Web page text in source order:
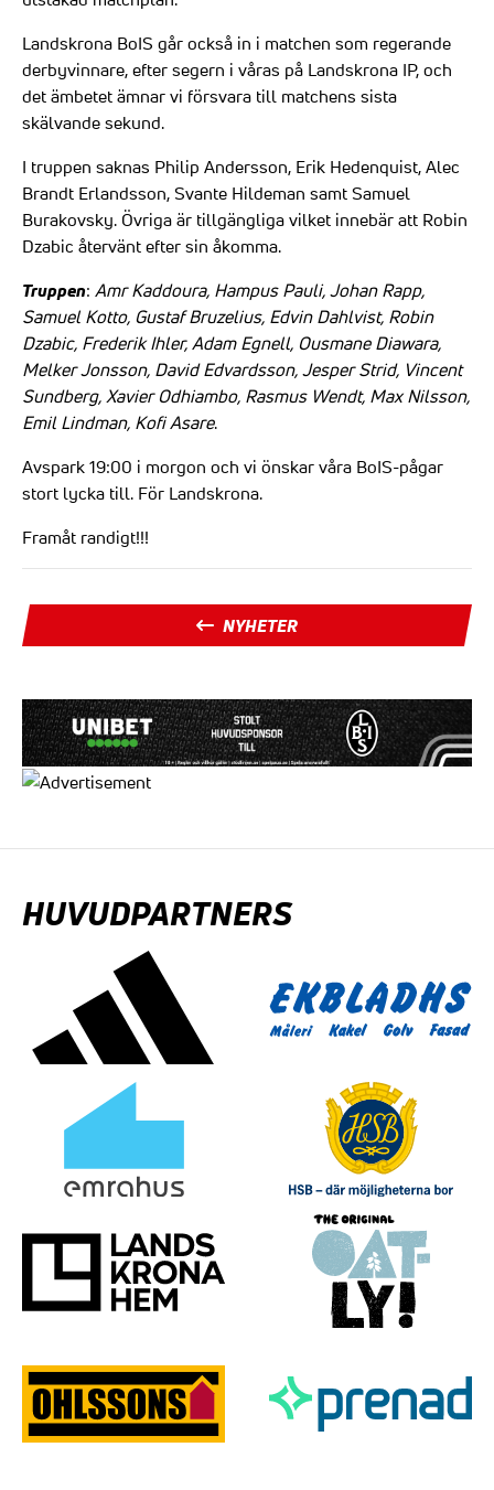
Landskrona BoIS går också in i matchen som regerande
derbyvinnare, efter segern i våras på Landskrona IP, och
det ämbetet ämnar vi försvara till matchens sista
skälvande sekund.
I truppen saknas Philip Andersson, Erik Hedenquist, Alec
Brandt Erlandsson, Svante Hildeman samt Samuel
Burakovsky. Övriga är tillgängliga vilket innebär att Robin
Dzabic återvänt efter sin åkomma.
Truppen: Amr Kaddoura, Hampus Pauli, Johan Rapp,
Samuel Kotto, Gustaf Bruzelius, Edvin Dahlvist, Robin
Dzabic, Frederik Ihler, Adam Egnell, Ousmane Diawara,
Melker Jonsson, David Edvardsson, Jesper Strid, Vincent
Sundberg, Xavier Odhiambo, Rasmus Wendt, Max Nilsson,
Emil Lindman, Kofi Asare.
Avspark 19:00 i morgon och vi önskar våra BoIS-pågar
stort lycka till. För Landskrona.
Framåt randigt!!!
NYHETER
HUVUDPARTNERS